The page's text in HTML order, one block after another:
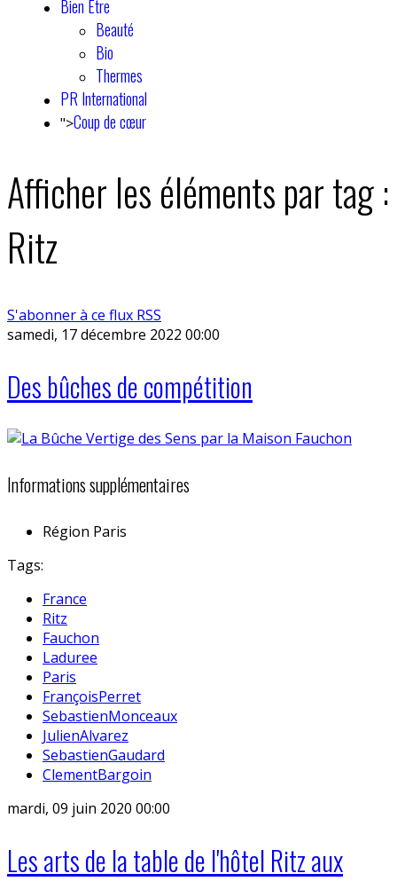
Bien Etre
Beauté
Bio
Thermes
PR International
">Coup de cœur
Afficher les éléments par tag :
Ritz
S'abonner à ce flux RSS
samedi, 17 décembre 2022 00:00
Des bûches de compétition
Informations supplémentaires
Région Paris
Tags:
France
Ritz
Fauchon
Laduree
Paris
FrançoisPerret
SebastienMonceaux
JulienAlvarez
SebastienGaudard
ClementBargoin
mardi, 09 juin 2020 00:00
Les arts de la table de l'hôtel Ritz aux